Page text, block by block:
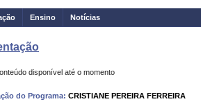
Ensino Notícias
disponível até o momento
do Programa: CRISTIANE PEREIRA FERREIRA